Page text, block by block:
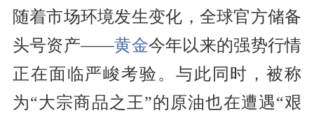
随着市场环境发生变化，全球官方储备
头号资产——黄金今年以来的强势行情
正在面临严峻考验。与此同时，被称
为“大宗商品之王”的原油也在遭遇“艰